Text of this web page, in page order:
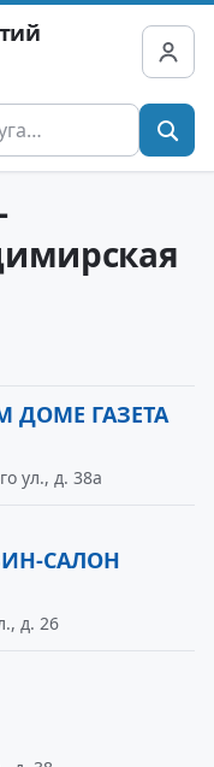
ДОМЕ ГАЗЕТА
ул., д. 38а
САЛОН
д. 26